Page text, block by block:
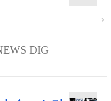
DIG